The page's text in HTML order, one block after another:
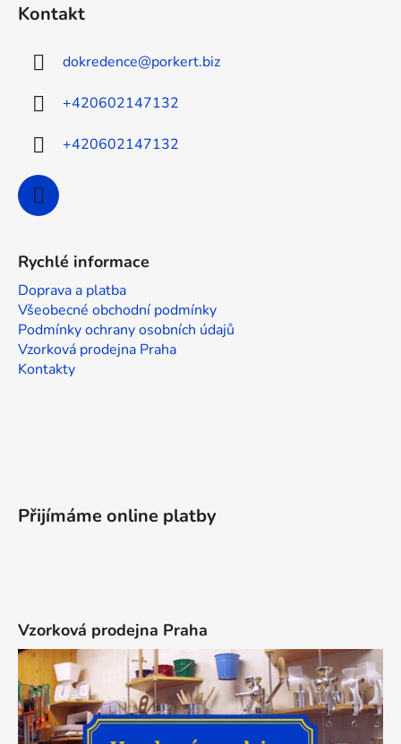
Kontakt
dokredence@porkert.biz
+420602147132
+420602147132
Rychlé informace
Doprava a platba
Všeobecné obchodní podmínky
Podmínky ochrany osobních údajů
Vzorková prodejna Praha
Kontakty
Přijímáme online platby
Vzorková prodejna Praha